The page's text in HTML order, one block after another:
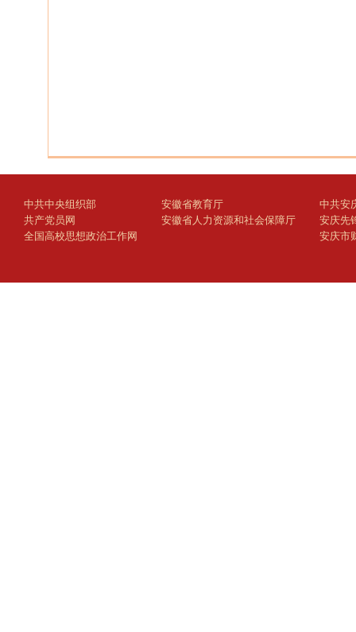
中共中央组织部
共产党员网
全国高校思想政治工作网
安徽省教育厅
安徽省人力资源和社会保障厅
中共安
安庆先
安庆市